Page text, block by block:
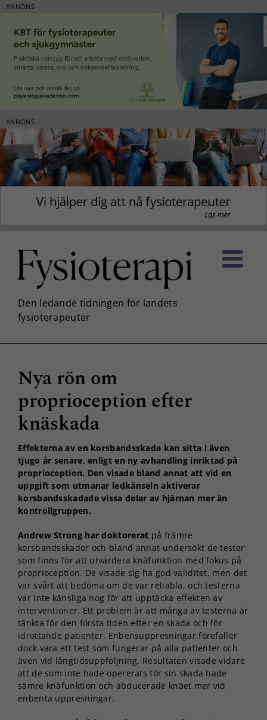
ANNONS
ANNONS
innehållet
Nya rön om
proprioception efter
knäskada
Effekterna av en korsbandsskada kan sitta i även
tjugo år senare, enligt en ny avhandling inriktad på
proprioception. Den visade bland annat att vid en
uppgift som utmanar ledkänseln aktiverar
korsbandsskadade vissa delar av hjärnan mer än
kontrollgruppen.
Andrew Strong har doktorerat på främre
korsbandsskador och bland annat undersökt de tester
som finns för att utvärdera knäfunktion med fokus på
proprioception. De visade sig ha god validitet, men det
var svårt att bedöma om de var reliabla, och testerna
var inte känsliga nog för att upptäcka effekten av
interventioner. Ett problem är att många av testerna är
tänkta för den första tiden efter en skada och för
idrottande patienter. Enbensuppresningar förefaller
dock vara ett test som fungerar på alla patienter och
även vid långtidsuppföljning. Resultaten visade vidare
att de som inte hade opererats för sin skada hade
sämre knäfunktion och abducerade knäet mer vid
enbenta uppresningar.